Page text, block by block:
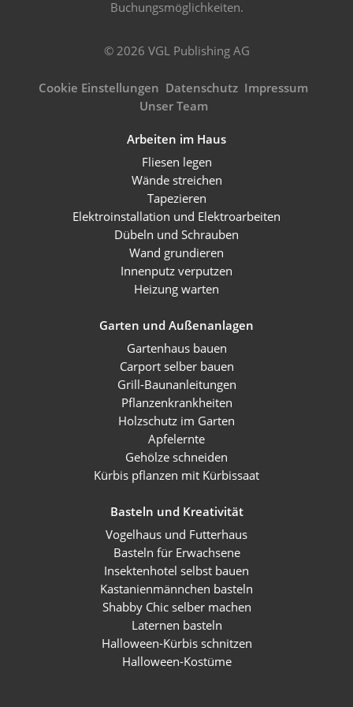
Buchungsmöglichkeiten.
© 2026 VGL Publishing AG
Cookie Einstellungen Datenschutz Impressum
Unser Team
Arbeiten im Haus
Fliesen legen
Wände streichen
Tapezieren
Elektroinstallation und Elektroarbeiten
Dübeln und Schrauben
Wand grundieren
Innenputz verputzen
Heizung warten
Garten und Außenanlagen
Gartenhaus bauen
Carport selber bauen
Grill-Baunanleitungen
Pflanzenkrankheiten
Holzschutz im Garten
Apfelernte
Gehölze schneiden
Kürbis pflanzen mit Kürbissaat
Basteln und Kreativität
Vogelhaus und Futterhaus
Basteln für Erwachsene
Insektenhotel selbst bauen
Kastanienmännchen basteln
Shabby Chic selber machen
Laternen basteln
Halloween-Kürbis schnitzen
Halloween-Kostüme